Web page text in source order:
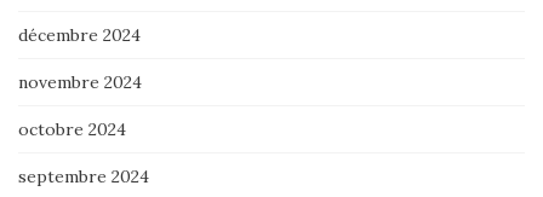
décembre 2024
novembre 2024
octobre 2024
septembre 2024